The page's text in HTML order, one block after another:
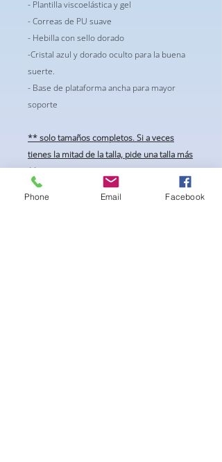
- Plantilla viscoelástica y gel
- Correas de PU suave
- Hebilla con sello dorado
-Cristal azul y dorado oculto para la buena
suerte.
- Base de plataforma ancha para mayor
soporte
** solo tamaños completos. Si a veces
tienes la mitad de la talla, pide una talla más
**
Phone Email Facebook